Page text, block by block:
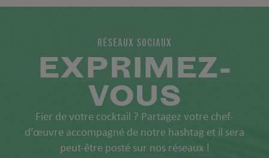
RÉSEAUX SOCIAUX
EXPRIMEZ-
VOUS
Fier de votre cocktail ? Partagez votre chef-
d’œuvre accompagné de notre hashtag et il sera
peut-être posté sur nos réseaux !